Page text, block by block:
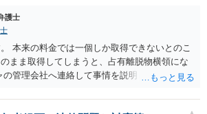
護士
本来の料金では一個しか取得できないとのこ
まま取得してしまうと、占有離脱物横領にな
の管理会社へ連絡して事情を説明して一個返還
は不要かつ返還不要との申し出があれば取得